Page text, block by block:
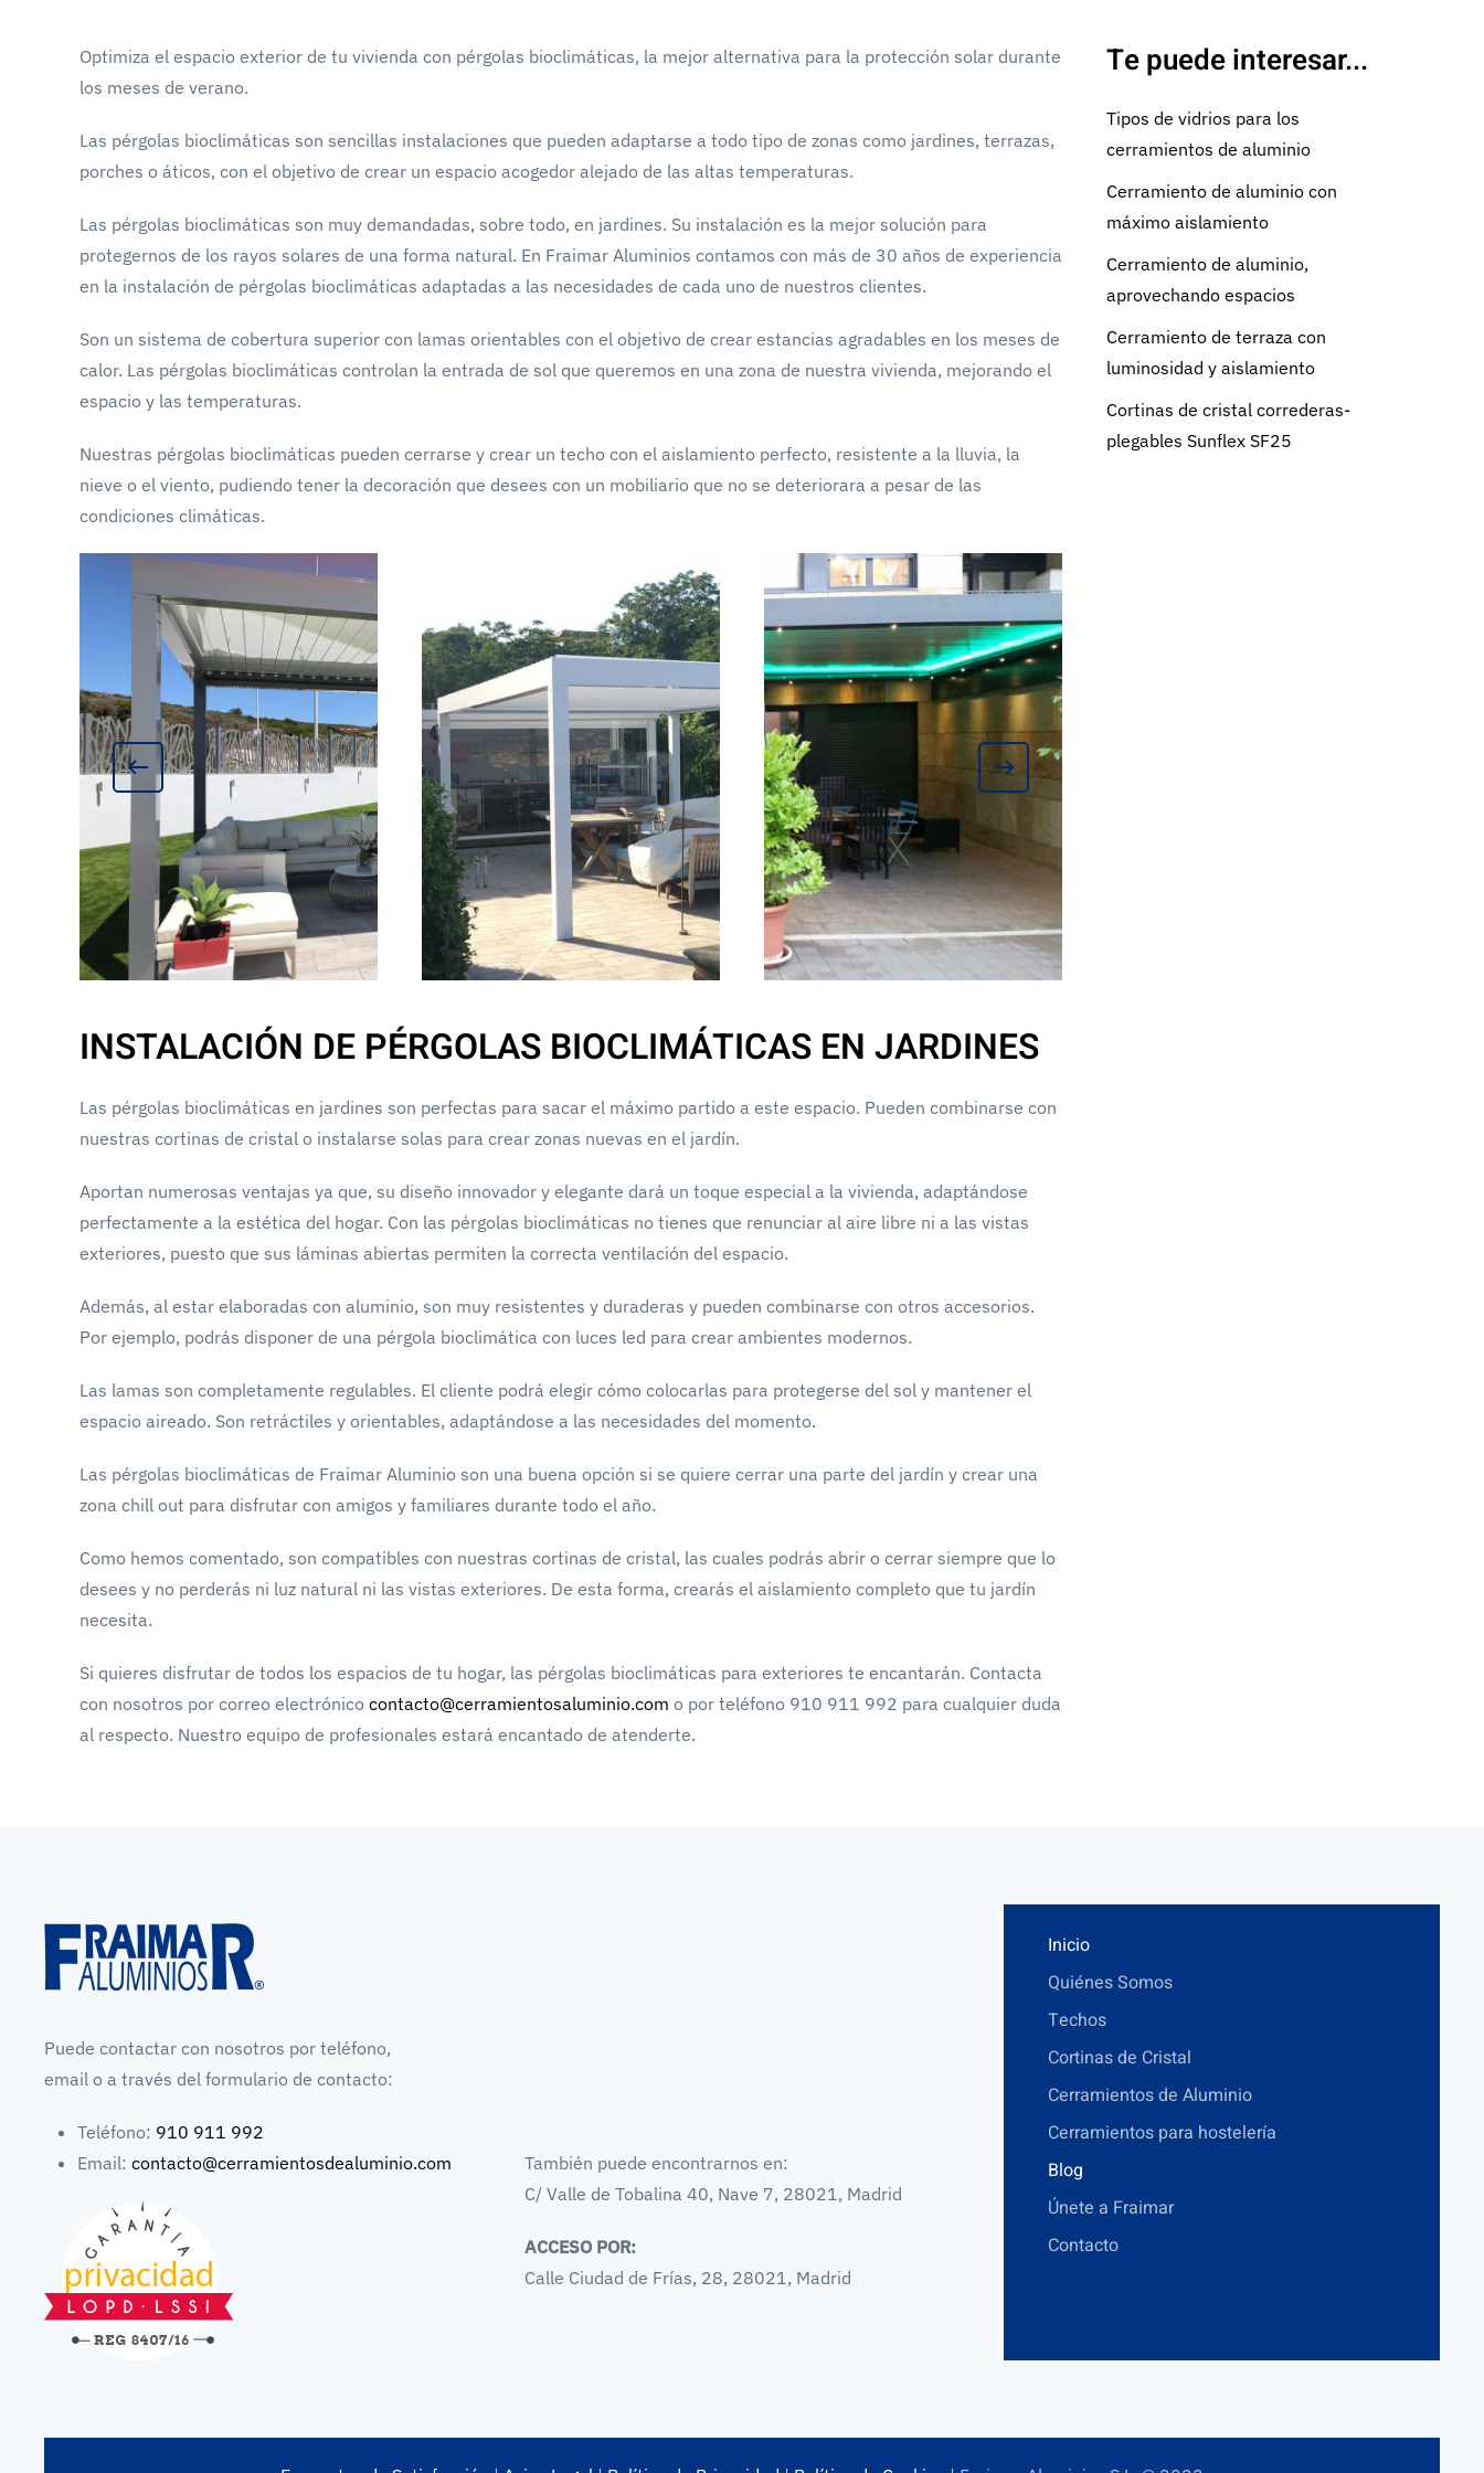
Optimiza el espacio exterior de tu vivienda con pérgolas bioclimáticas, la mejor alternativa para la protección solar durante
los meses de verano.
Las pérgolas bioclimáticas son sencillas instalaciones que pueden adaptarse a todo tipo de zonas como jardines, terrazas,
porches o áticos, con el objetivo de crear un espacio acogedor alejado de las altas temperaturas.
Las pérgolas bioclimáticas son muy demandadas, sobre todo, en jardines. Su instalación es la mejor solución para
protegernos de los rayos solares de una forma natural. En Fraimar Aluminios contamos con más de 30 años de experiencia
en la instalación de pérgolas bioclimáticas adaptadas a las necesidades de cada uno de nuestros clientes.
Son un sistema de cobertura superior con lamas orientables con el objetivo de crear estancias agradables en los meses de
calor. Las pérgolas bioclimáticas controlan la entrada de sol que queremos en una zona de nuestra vivienda, mejorando el
espacio y las temperaturas.
Nuestras pérgolas bioclimáticas pueden cerrarse y crear un techo con el aislamiento perfecto, resistente a la lluvia, la
nieve o el viento, pudiendo tener la decoración que desees con un mobiliario que no se deteriorara a pesar de las
condiciones climáticas.
INSTALACIÓN DE PÉRGOLAS BIOCLIMÁTICAS EN JARDINES
Las pérgolas bioclimáticas en jardines son perfectas para sacar el máximo partido a este espacio. Pueden combinarse con
nuestras cortinas de cristal o instalarse solas para crear zonas nuevas en el jardín.
Aportan numerosas ventajas ya que, su diseño innovador y elegante dará un toque especial a la vivienda, adaptándose
perfectamente a la estética del hogar. Con las pérgolas bioclimáticas no tienes que renunciar al aire libre ni a las vistas
exteriores, puesto que sus láminas abiertas permiten la correcta ventilación del espacio.
Además, al estar elaboradas con aluminio, son muy resistentes y duraderas y pueden combinarse con otros accesorios.
Por ejemplo, podrás disponer de una pérgola bioclimática con luces led para crear ambientes modernos.
Las lamas son completamente regulables. El cliente podrá elegir cómo colocarlas para protegerse del sol y mantener el
espacio aireado. Son retráctiles y orientables, adaptándose a las necesidades del momento.
Las pérgolas bioclimáticas de Fraimar Aluminio son una buena opción si se quiere cerrar una parte del jardín y crear una
zona chill out para disfrutar con amigos y familiares durante todo el año.
Como hemos comentado, son compatibles con nuestras cortinas de cristal, las cuales podrás abrir o cerrar siempre que lo
desees y no perderás ni luz natural ni las vistas exteriores. De esta forma, crearás el aislamiento completo que tu jardín
necesita.
Si quieres disfrutar de todos los espacios de tu hogar, las pérgolas bioclimáticas para exteriores te encantarán. Contacta
con nosotros por correo electrónico contacto@cerramientosaluminio.com o por teléfono 910 911 992 para cualquier duda
al respecto. Nuestro equipo de profesionales estará encantado de atenderte.
Te puede interesar...
Tipos de vidrios para los
cerramientos de aluminio
Cerramiento de aluminio con
máximo aislamiento
Cerramiento de aluminio,
aprovechando espacios
Cerramiento de terraza con
luminosidad y aislamiento
Cortinas de cristal correderas-
plegables Sunflex SF25
Puede contactar con nosotros por teléfono,
email o a través del formulario de contacto:
Teléfono: 910 911 992
Email: contacto@cerramientosdealuminio.com
También puede encontrarnos en:
C/ Valle de Tobalina 40, Nave 7, 28021, Madrid
ACCESO POR:
Calle Ciudad de Frías, 28, 28021, Madrid
Inicio
Quiénes Somos
Techos
Cortinas de Cristal
Cerramientos de Aluminio
Cerramientos para hostelería
Blog
Únete a Fraimar
Contacto